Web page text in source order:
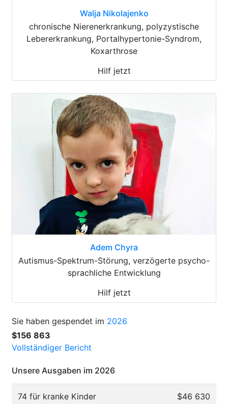
Walja Nikolajenko
chronische Nierenerkrankung, polyzystische
Lebererkrankung, Portalhypertonie-Syndrom,
Koxarthrose
Hilf jetzt
Adem Chyra
Autismus-Spektrum-Störung, verzögerte psycho-
sprachliche Entwicklung
Hilf jetzt
Sie haben gespendet im 2026
$156 863
Vollständiger Bericht
Unsere Ausgaben im 2026
74 für kranke Kinder $46 630